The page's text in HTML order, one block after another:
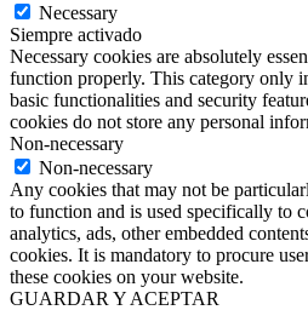
Necessary
Siempre activado
Necessary cookies are absolutely
function properly. This category only
basic functionalities and security
cookies do not store any personal
Non-necessary
Non-necessary
Any cookies that may not be
to function and is used specifically to
analytics, ads, other embedded
cookies. It is mandatory to procure
these cookies on your website.
GUARDAR Y ACEPTAR